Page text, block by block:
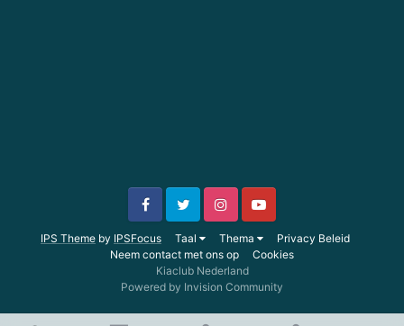
IPS Theme by IPSFocus Taal Thema
Privacy Beleid
Neem contact met ons op
Cookies
Kiaclub Nederland
Powered by Invision Community